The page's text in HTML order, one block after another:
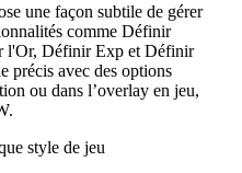
une façon subtile de gérer
comme Définir
l'Or, Définir Exp et Définir
précis avec des options
ou dans l’overlay en jeu,
style de jeu